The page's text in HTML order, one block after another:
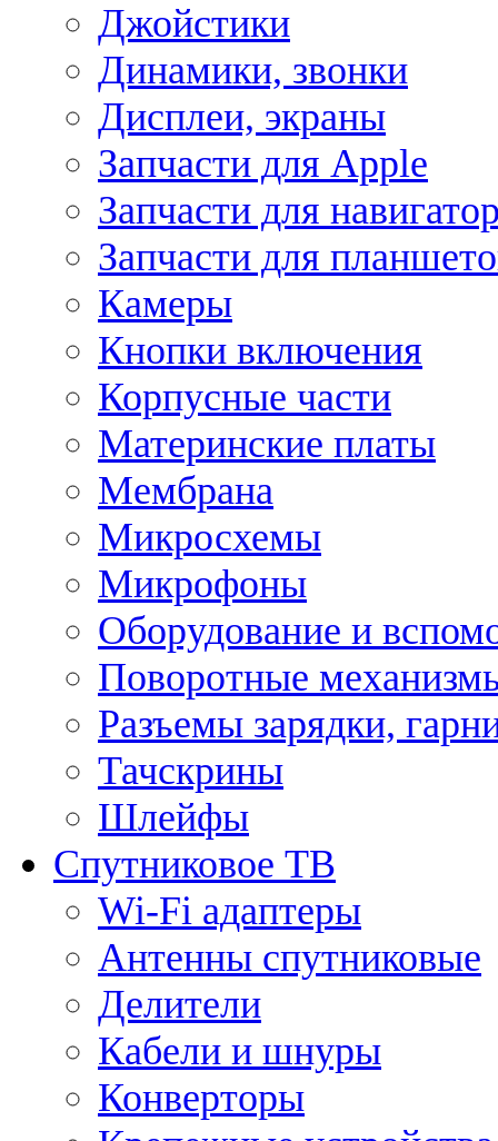
Джойстики
Динамики, звонки
Дисплеи, экраны
Запчасти для Apple
Запчасти для
Запчасти для
Камеры
Кнопки включения
Корпусные части
Материнские платы
Мембрана
Микросхемы
Микрофоны
Оборудование и
Поворотные
Разъемы зарядки,
Тачскрины
Шлейфы
Спутниковое ТВ
Wi-Fi адаптеры
Антенны спутниковые
Делители
Кабели и шнуры
Конверторы